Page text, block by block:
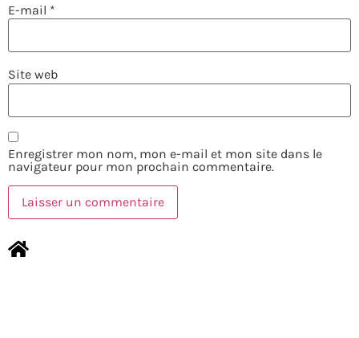
E-mail *
Site web
Enregistrer mon nom, mon e-mail et mon site dans le
navigateur pour mon prochain commentaire.